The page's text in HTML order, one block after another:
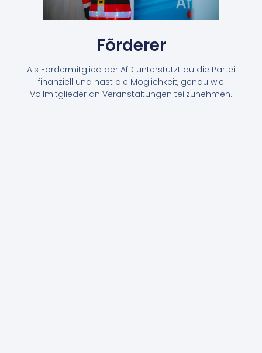
Förderer
Als Fördermitglied der AfD unterstützt du die Partei
finanziell und hast die Möglichkeit, genau wie
Vollmitglieder an Veranstaltungen teilzunehmen.